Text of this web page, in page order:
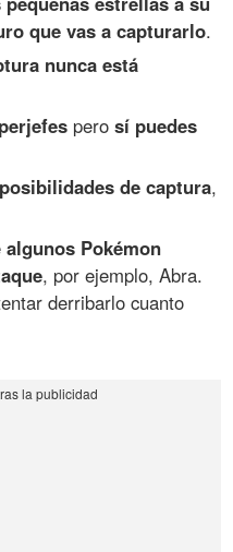
que vas a capturarlo.
nunca está
perosí puedes
de captura,
algunos Pokémon
, por ejemplo, Abra.
derribarlo cuanto